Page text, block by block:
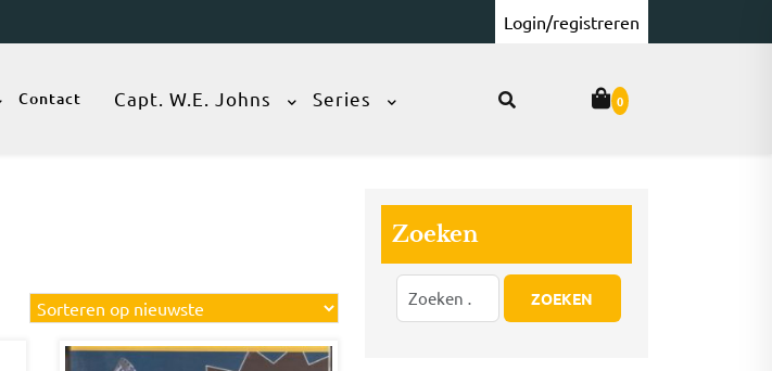
Login/registreren
Contact Capt. W.E. Johns Series 0
Zoeken